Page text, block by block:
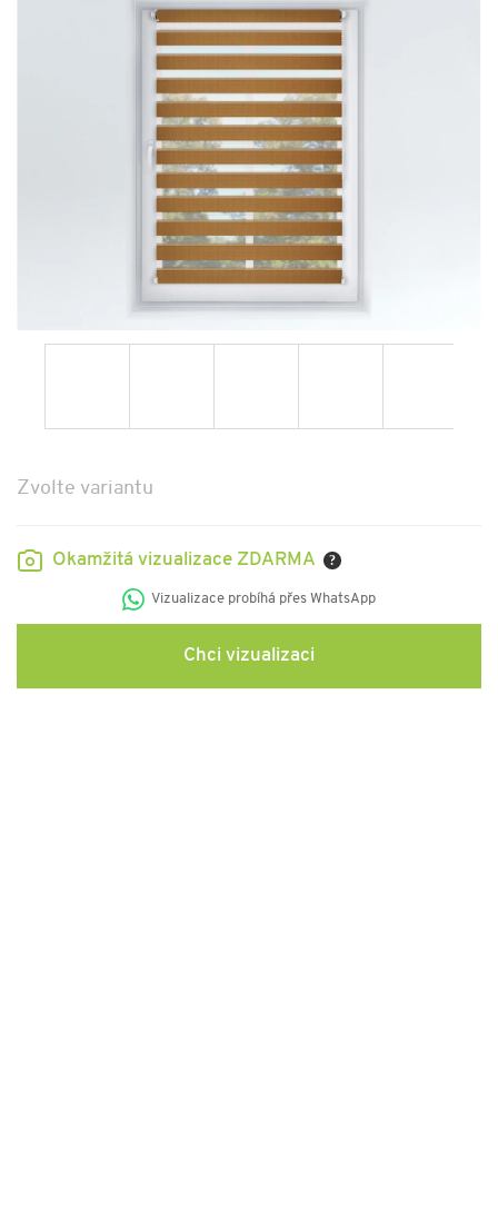
Zvolte variantu
Okamžitá vizualizace ZDARMA ?
Vizualizace probíhá přes WhatsApp
Chci vizualizaci